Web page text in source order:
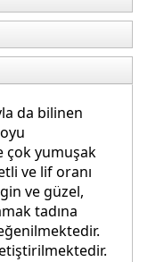
da bilinen
çok yumuşak
ve lif oranı
ve güzel,
tadına